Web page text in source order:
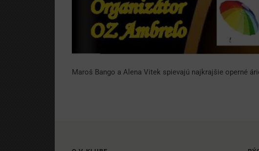
Maroš Bango a Alena Vitek spievajú najkrajšie operné